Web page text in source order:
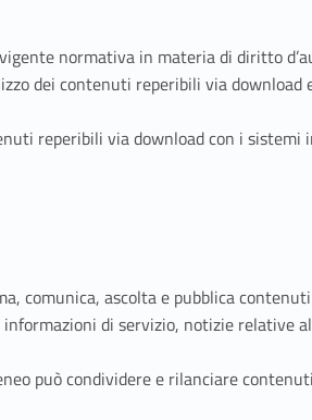
normativa in materia di diritto
dei contenuti reperibili via
reperibili via download con i sistemi
comunica, ascolta e pubblica
di servizio, notizie relative
può condividere e rilanciare